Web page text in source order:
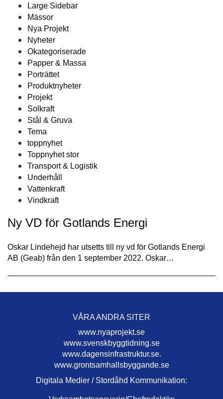
Large Sidebar
Mässor
Nya Projekt
Nyheter
Okategoriserade
Papper & Massa
Porträttet
Produktnyheter
Projekt
Solkraft
Stål & Gruva
Tema
toppnyhet
Toppnyhet stor
Transport & Logistik
Underhåll
Vattenkraft
Vindkraft
Ny VD för Gotlands Energi
Oskar Lindehejd har utsetts till ny vd för Gotlands Energi
AB (Geab) från den 1 september 2022. Oskar…
VÅRA ANDRA SITER
www.nyaprojekt.se
www.svenskbyggtidning.se
www.dagensinfrastruktur.se.
www.grontsamhallsbyggande.se
Digitala Medier / Stordåhd Kommunikation: